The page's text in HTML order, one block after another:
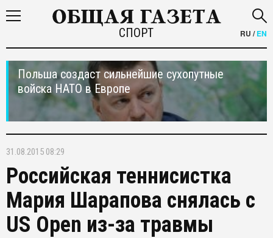
СПОРТ RU /EN
Польша создаст сильнейшие сухопутные
войска НАТО в Европе
31.08.2015 08:29
Российская теннисистка
Мария Шарапова снялась с
US Open из-за травмы